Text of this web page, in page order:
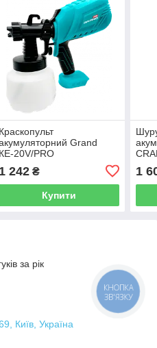
Краскопульт
Grand
КЕ-20V/PRO
1 242₴
Купити
1
за рік
Київ, Україна